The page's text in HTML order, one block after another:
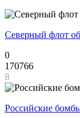
Северный флот
0
170766
8
Российские